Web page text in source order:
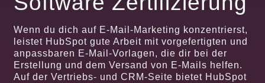
Wenn du dich auf E-Mail-Marketing konzentrierst,
leistet HubSpot gute Arbeit mit vorgefertigten und
anpassbaren E-Mail-Vorlagen, die dir bei der
Erstellung und dem Versand von E-Mails helfen.
Auf der Vertriebs- und CRM-Seite bietet HubSpot